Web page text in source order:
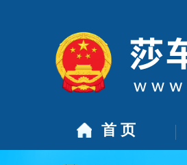
[2026-07-22] 莎车县2026
首 页